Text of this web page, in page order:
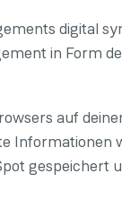
digital
in Form
auf
Informationen
gespeichert